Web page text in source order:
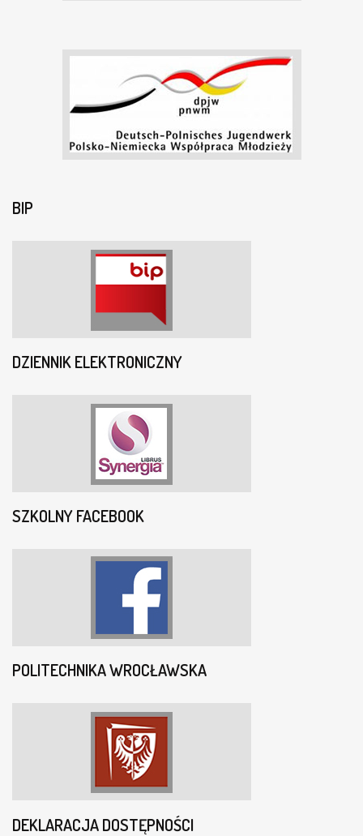
BIP
DZIENNIK ELEKTRONICZNY
SZKOLNY FACEBOOK
POLITECHNIKA WROCŁAWSKA
DEKLARACJA DOSTĘPNOŚCI